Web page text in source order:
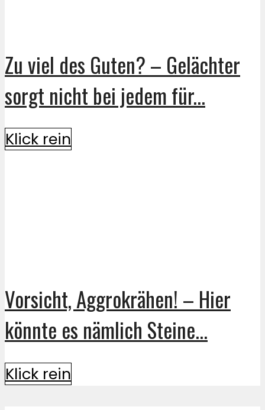
Zu viel des Guten? – Gelächter
sorgt nicht bei jedem für...
Klick rein
Vorsicht, Aggrokrähen! – Hier
könnte es nämlich Steine...
Klick rein